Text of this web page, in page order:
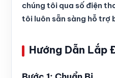
chúng tôi qua số điện
tôi luôn sẵn sàng hỗ trợ
Hướng Dẫn Lắp